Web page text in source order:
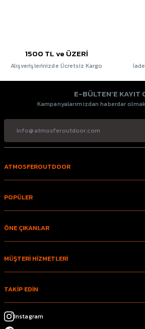
1500 TL ve ÜZERİ
Alışverişlerinizde Ücretsiz Kargo
E-BÜLTEN’E KAYIT
Kampanyalarımızdan haberdar
ATMOSFEROUTDOOR
POPÜLER
ÖNE ÇIKANLAR
MÜŞTERİ HİZMETLERİ
TAKİP EDİN
Instagram